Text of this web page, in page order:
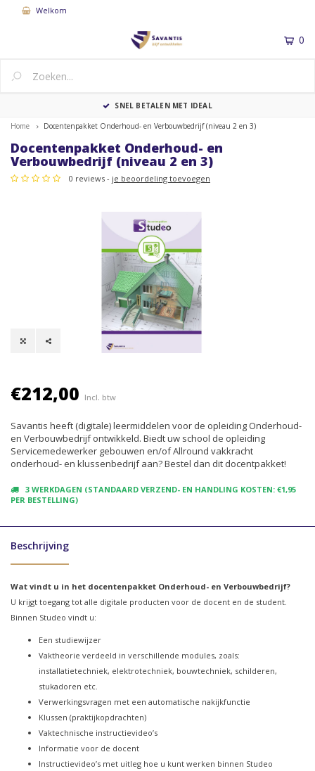
Welkom
0
SNEL BETALEN MET IDEAL
Home Docentenpakket Onderhoud- en Verbouwbedrijf (niveau 2 en 3)
Docentenpakket Onderhoud- en
Verbouwbedrijf (niveau 2 en 3)
0 reviews - je beoordeling toevoegen
€212,00 Incl. btw
Savantis heeft (digitale) leermiddelen voor de opleiding Onderhoud-
en Verbouwbedrijf ontwikkeld. Biedt uw school de opleiding
Servicemedewerker gebouwen en/of Allround vakkracht
onderhoud- en klussenbedrijf aan? Bestel dan dit docentpakket!
3 WERKDAGEN (STANDAARD VERZEND- EN HANDLING KOSTEN: €1,95
PER BESTELLING)
Beschrijving
Wat vindt u in het docentenpakket Onderhoud- en Verbouwbedrijf?
U krijgt toegang tot alle digitale producten voor de docent en de student.
Binnen Studeo vindt u:
Een studiewijzer
Vaktheorie verdeeld in verschillende modules, zoals:
installatietechniek, elektrotechniek, bouwtechniek, schilderen,
stukadoren etc.
Verwerkingsvragen met een automatische nakijkfunctie
Klussen (praktijkopdrachten)
Vaktechnische instructievideo’s
Informatie voor de docent
Instructievideo’s met uitleg hoe u kunt werken binnen Studeo